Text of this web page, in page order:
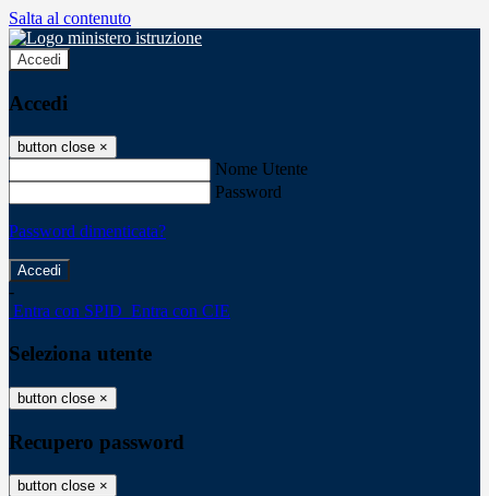
Salta al contenuto
Accedi
Accedi
button close ×
Nome Utente
Password
Password dimenticata?
-
Entra con SPID Entra con CIE
Seleziona utente
button close ×
Recupero password
button close ×